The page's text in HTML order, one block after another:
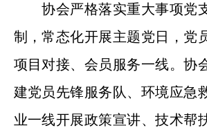
协会严格落实重大事项党
制，常态化开展主题党日，党
项目对接、会员服务一线。协
建党员先锋服务队、环境应急
业一线开展政策宣讲、技术帮